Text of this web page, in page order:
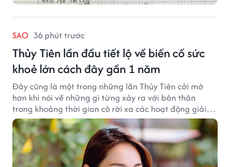
SAO 36 phút trước
Thủy Tiên lần đầu tiết lộ về biến cố sức
khoẻ lớn cách đây gần 1 năm
Đây cũng là một trong những lần Thủy Tiên cởi mở
hơn khi nói về những gì từng xảy ra với bản thân
trong khoảng thời gian cô rời xa các hoạt động giải
trí.